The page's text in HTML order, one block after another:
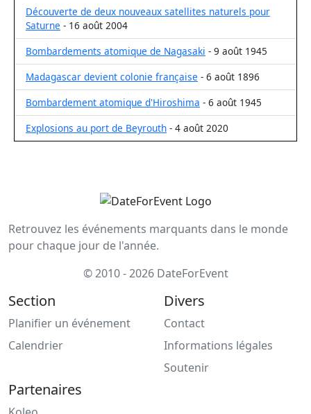
Découverte de deux nouveaux satellites naturels pour
Saturne - 16 août 2004
Bombardements atomique de Nagasaki - 9 août 1945
Madagascar devient colonie française - 6 août 1896
Bombardement atomique d'Hiroshima - 6 août 1945
Explosions au port de Beyrouth - 4 août 2020
Retrouvez les événements marquants dans le monde
pour chaque jour de l'année.
© 2010 - 2026 DateForEvent
Section
Planifier un événement
Calendrier
Divers
Contact
Informations légales
Soutenir
Partenaires